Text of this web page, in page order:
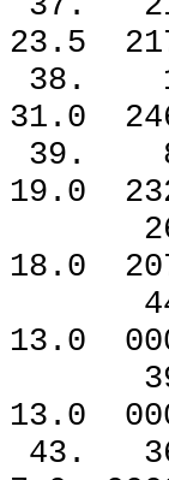
23.5
38.
31.0
39.
19.0
26
18.0
44
13.0
39
13.0
43.